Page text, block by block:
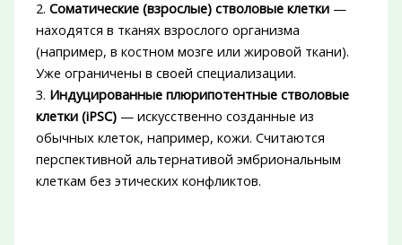
2. Соматические (взрослые) стволовые клетки—
находятся в тканях взрослого организма
(например, в костном мозге или жировой ткани).
Уже ограничены в своей специализации.
3. Индуцированные плюрипотентные стволовые
клетки (iPSC)— искусственно созданные из
обычных клеток, например, кожи. Считаются
перспективной альтернативой эмбриональным
клеткам без этических конфликтов.